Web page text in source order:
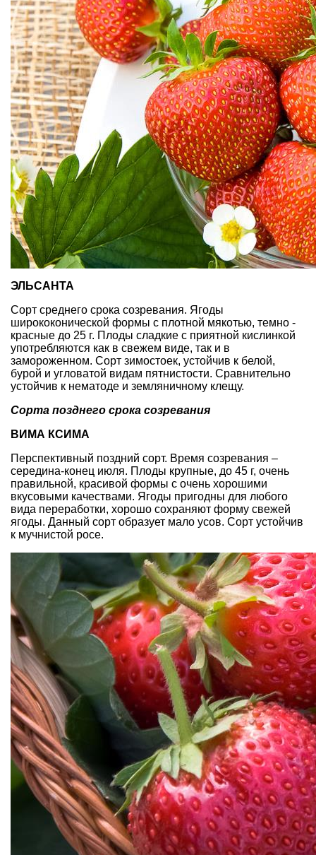
ЭЛЬСАНТА
Сорт среднего срока созревания. Ягоды
ширококонической формы с плотной мякотью, темно -
красные до 25 г. Плоды сладкие с приятной кислинкой
употребляются как в свежем виде, так и в
замороженном. Сорт зимостоек, устойчив к белой,
бурой и угловатой видам пятнистости. Сравнительно
устойчив к нематоде и земляничному клещу.
Сорта позднего срока созревания
ВИМА КСИМА
Перспективный поздний сорт. Время созревания –
середина-конец июля. Плоды крупные, до 45 г, очень
правильной, красивой формы с очень хорошими
вкусовыми качествами. Ягоды пригодны для любого
вида переработки, хорошо сохраняют форму свежей
ягоды. Данный сорт образует мало усов. Сорт устойчив
к мучнистой росе.